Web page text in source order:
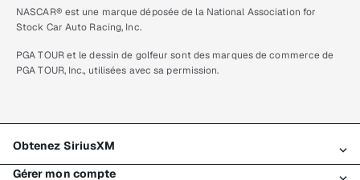
NASCAR® est une marque déposée de la National Association for
Stock Car Auto Racing, Inc.
PGA TOUR et le dessin de golfeur sont des marques de commerce de
PGA TOUR, Inc., utilisées avec sa permission.
Obtenez SiriusXM
Gérer mon compte